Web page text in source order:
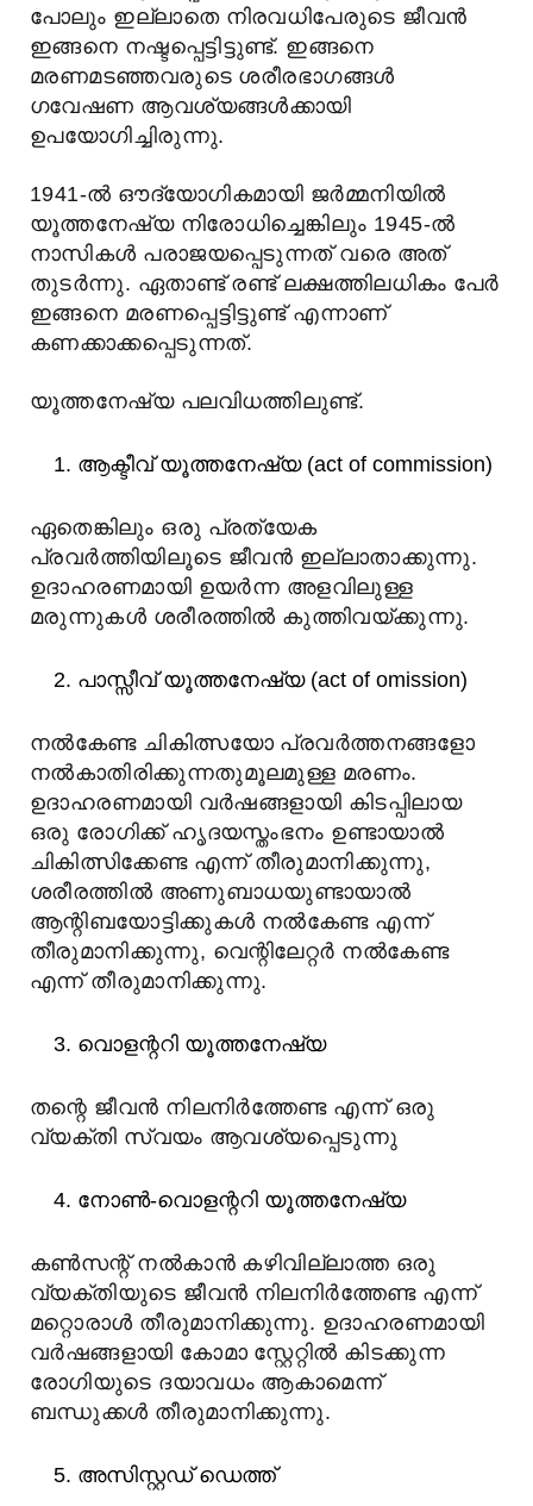
പോലും ഇല്ലാതെ നിരവധിപേരുടെ ജീവൻ
ഇങ്ങനെ നഷ്ടപ്പെട്ടിട്ടുണ്ട്. ഇങ്ങനെ
മരണമടഞ്ഞവരുടെ ശരീരഭാഗങ്ങൾ
ഗവേഷണ ആവശ്യങ്ങൾക്കായി
ഉപയോഗിച്ചിരുന്നു.
1941-ൽ ഔദ്യോഗികമായി ജർമ്മനിയിൽ
യൂത്തനേഷ്യ നിരോധിച്ചെങ്കിലും 1945-ൽ
നാസികൾ പരാജയപ്പെടുന്നത് വരെ അത്
തുടർന്നു. ഏതാണ്ട് രണ്ട് ലക്ഷത്തിലധികം പേർ
ഇങ്ങനെ മരണപ്പെട്ടിട്ടുണ്ട് എന്നാണ്
കണക്കാക്കപ്പെടുന്നത്.
യൂത്തനേഷ്യ പലവിധത്തിലുണ്ട്.
ആക്ടീവ് യൂത്തനേഷ്യ (act of commission)
ഏതെങ്കിലും ഒരു പ്രത്യേക
പ്രവർത്തിയിലൂടെ ജീവൻ ഇല്ലാതാക്കുന്നു.
ഉദാഹരണമായി ഉയർന്ന അളവിലുള്ള
മരുന്നുകൾ ശരീരത്തിൽ കുത്തിവയ്ക്കുന്നു.
പാസ്സീവ് യൂത്തനേഷ്യ (act of omission)
നൽകേണ്ട ചികിത്സയോ പ്രവർത്തനങ്ങളോ
നൽകാതിരിക്കുന്നതുമൂലമുള്ള മരണം.
ഉദാഹരണമായി വർഷങ്ങളായി കിടപ്പിലായ
ഒരു രോഗിക്ക് ഹൃദയസ്തംഭനം ഉണ്ടായാൽ
ചികിത്സിക്കേണ്ട എന്ന് തീരുമാനിക്കുന്നു,
ശരീരത്തിൽ അണുബാധയുണ്ടായാൽ
ആന്റിബയോട്ടിക്കുകൾ നൽകേണ്ട എന്ന്
തീരുമാനിക്കുന്നു, വെന്റിലേറ്റർ നൽകേണ്ട
എന്ന് തീരുമാനിക്കുന്നു.
വൊളന്ററി യൂത്തനേഷ്യ
തന്റെ ജീവൻ നിലനിർത്തേണ്ട എന്ന് ഒരു
വ്യക്തി സ്വയം ആവശ്യപ്പെടുന്നു
നോൺ-വൊളന്ററി യൂത്തനേഷ്യ
കൺസന്റ് നൽകാൻ കഴിവില്ലാത്ത ഒരു
വ്യക്തിയുടെ ജീവൻ നിലനിർത്തേണ്ട എന്ന്
മറ്റൊരാൾ തീരുമാനിക്കുന്നു. ഉദാഹരണമായി
വർഷങ്ങളായി കോമാ സ്റ്റേറ്റിൽ കിടക്കുന്ന
രോഗിയുടെ ദയാവധം ആകാമെന്ന്
ബന്ധുക്കൾ തീരുമാനിക്കുന്നു.
അസിസ്റ്റഡ് ഡെത്ത്